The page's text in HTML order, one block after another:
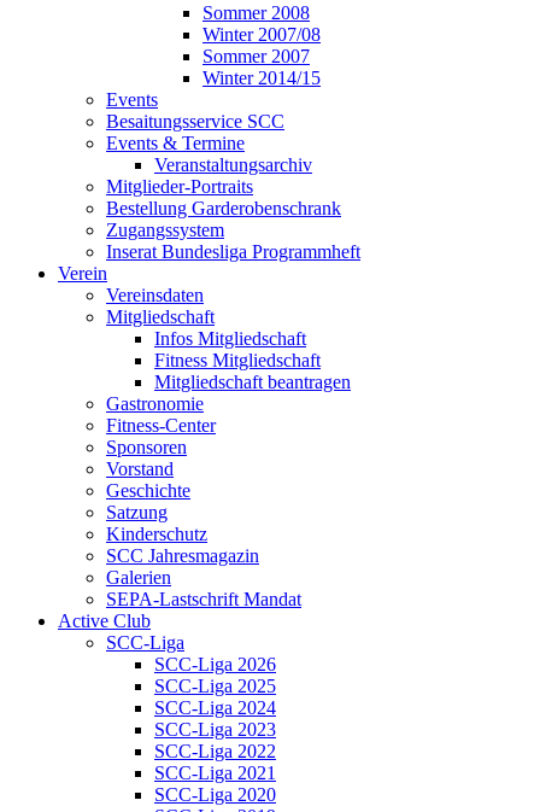
Sommer 2008
Winter 2007/08
Sommer 2007
Winter 2014/15
Events
Besaitungsservice SCC
Events & Termine
Veranstaltungsarchiv
Mitglieder-Portraits
Bestellung Garderobenschrank
Zugangssystem
Inserat Bundesliga Programmheft
Verein
Vereinsdaten
Mitgliedschaft
Infos Mitgliedschaft
Fitness Mitgliedschaft
Mitgliedschaft beantragen
Gastronomie
Fitness-Center
Sponsoren
Vorstand
Geschichte
Satzung
Kinderschutz
SCC Jahresmagazin
Galerien
SEPA-Lastschrift Mandat
Active Club
SCC-Liga
SCC-Liga 2026
SCC-Liga 2025
SCC-Liga 2024
SCC-Liga 2023
SCC-Liga 2022
SCC-Liga 2021
SCC-Liga 2020